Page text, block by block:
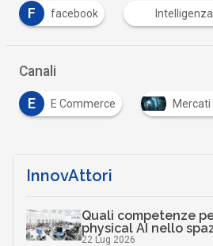
F facebook
Canali
E E Commerce Mercati
InnovAttori
Quali competenze
physical AI nello
22 Lug 2026